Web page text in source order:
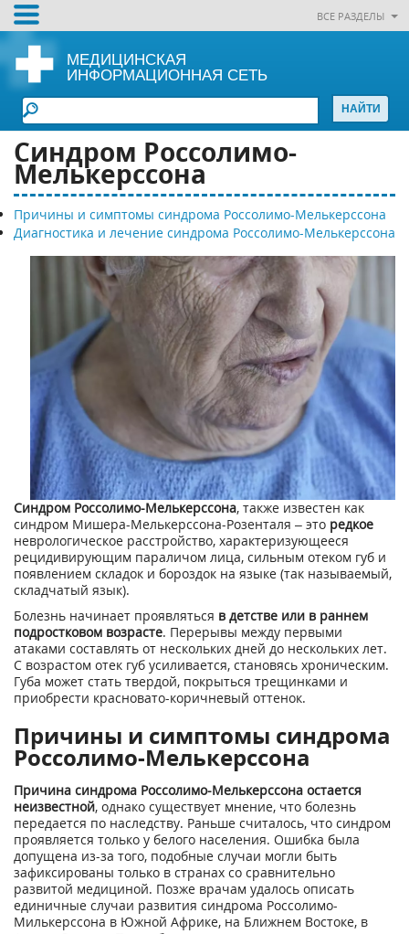
ВСЕ РАЗДЕЛЫ
МЕДИЦИНСКАЯ
ИНФОРМАЦИОННАЯ СЕТЬ
Синдром Россолимо-
Мелькерссона
Причины и симптомы синдрома Россолимо-Мелькерссона
Диагностика и лечение синдрома Россолимо-Мелькерссона
Синдром Россолимо-Мелькерссона, также известен как
синдром Мишера-Мелькерссона-Розенталя – это редкое
неврологическое расстройство, характеризующееся
рецидивирующим параличом лица, сильным отеком губ и
появлением складок и бороздок на языке (так называемый,
складчатый язык).
Болезнь начинает проявляться в детстве или в раннем
подростковом возрасте. Перерывы между первыми
атаками составлять от нескольких дней до нескольких лет.
С возрастом отек губ усиливается, становясь хроническим.
Губа может стать твердой, покрыться трещинками и
приобрести красновато-коричневый оттенок.
Причины и симптомы синдрома
Россолимо-Мелькерссона
Причина синдрома Россолимо-Мелькерссона остается
неизвестной, однако существует мнение, что болезнь
передается по наследству. Раньше считалось, что синдром
проявляется только у белого населения. Ошибка была
допущена из-за того, подобные случаи могли быть
зафиксированы только в странах со сравнительно
развитой медициной. Позже врачам удалось описать
единичные случаи развития синдрома Россолимо-
Милькерссона в Южной Африке, на Ближнем Востоке, в